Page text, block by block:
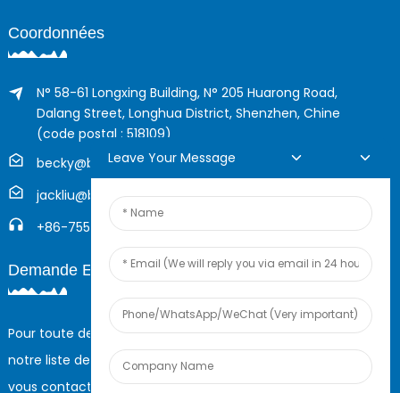
Coordonnées
N° 58-61 Longxing Building, N° 205 Huarong Road,
Dalang Street, Longhua District, Shenzhen, Chine
(code postal : 518109)
becky@boyingcable.com
jackliu@boyingcable.com
+86-755-21014277
Demande En Ligne
Pour toute demande de renseignements sur nos produits ou
notre liste de prix, veuillez nous laisser votre e-mail et nous
vous contacterons dans les 24 heures.
Leave Your Message